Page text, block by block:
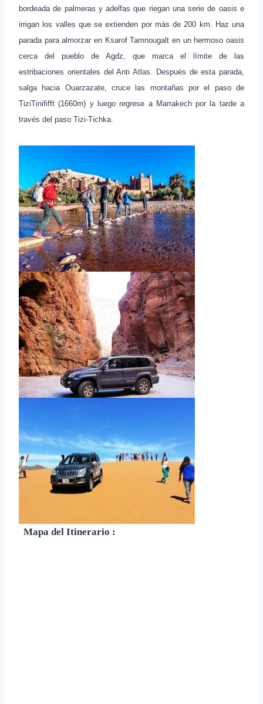
bordeada de palmeras y adelfas que riegan una serie de oasis e
irrigan los valles que se extienden por más de 200 km. Haz una
parada para almorzar en Ksarof Tamnougalt en un hermoso oasis
cerca del pueblo de Agdz, que marca el límite de las
estribaciones orientales del Anti Atlas. Después de esta parada,
salga hacia Ouarzazate, cruce las montañas por el paso de
TiziTinififft (1660m) y luego regrese a Marrakech por la tarde a
través del paso Tizi-Tichka.
Mapa del Itinerario :